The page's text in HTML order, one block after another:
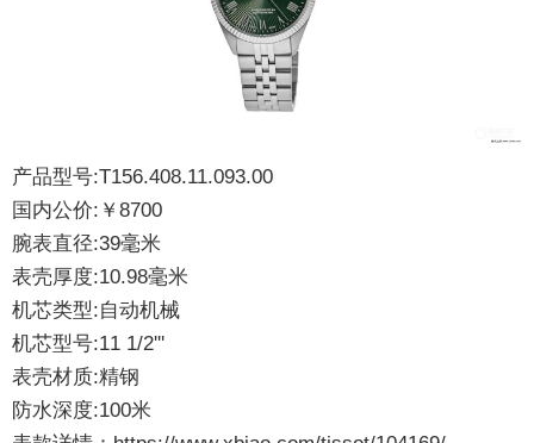
产品型号:T156.408.11.093.00
国内公价:￥8700
腕表直径:39毫米
表壳厚度:10.98毫米
机芯类型:自动机械
机芯型号:11 1/2'''
表壳材质:精钢
防水深度:100米